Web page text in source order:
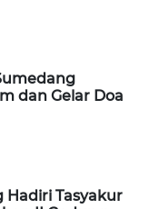
dan Gelar Doa
Hadiri Tasyakur